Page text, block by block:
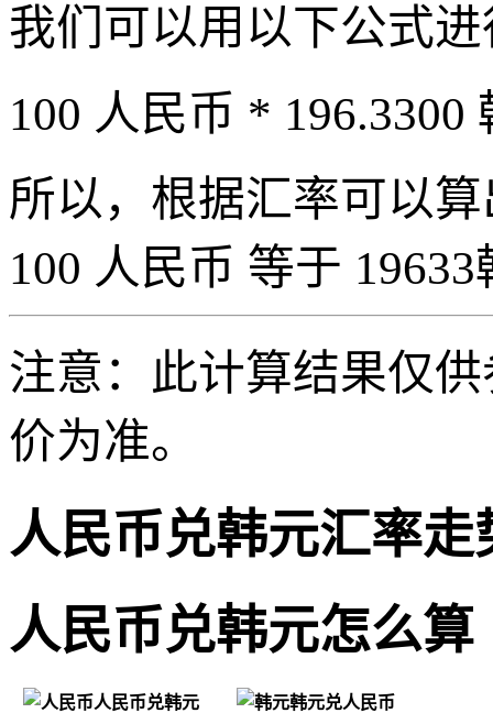
我们可以用以下公式
100 人民币 * 196.3300
所以，根据汇率可以
100 人民币 等于
注意：此计算结果仅
价为准。
人民币兑韩元汇率走
人民币兑韩元怎么算
人民币兑韩元
韩元兑人民币